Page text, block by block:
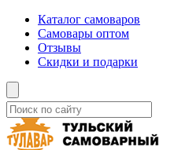
Каталог самоваров
Самовары оптом
Отзывы
Скидки и подарки